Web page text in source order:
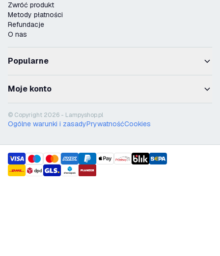
Zwróć produkt
Metody płatności
Refundacje
O nas
Popularne
Moje konto
© Copyright 2026 - Lampyshop.pl
Ogólne warunki i zasadyPrywatnośćCookies
payment methods
shipment methods